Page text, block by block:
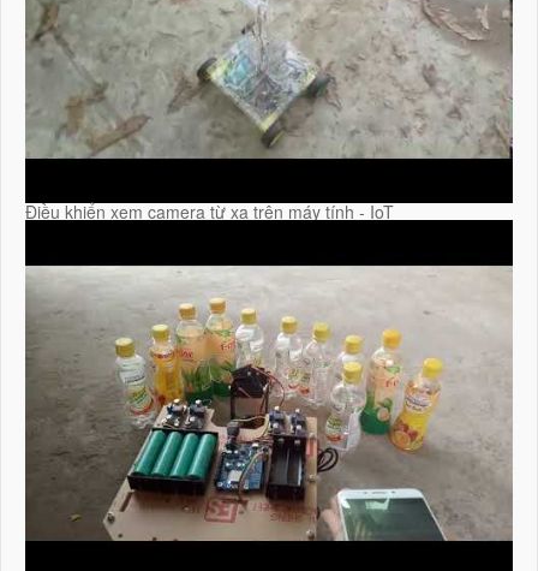
Điều khiển xem camera từ xa trên máy tính - IoT